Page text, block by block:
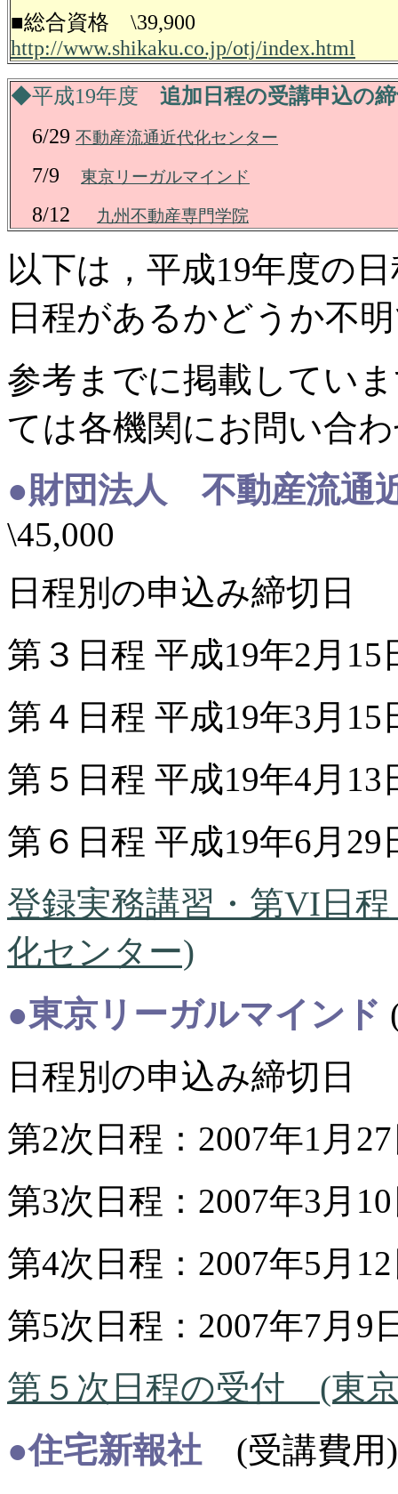
■総合資格 \39,900
http://www.shikaku.co.jp/otj/index.html
◆平成19年度 追加日程の受講申込の
6/29 不動産流通近代化センター
7/9 東京リーガルマインド
8/12 九州不動産専門学院
以下は，平成19年度の
日程があるかどうか不
参考までに掲載してい
ては各機関にお問い合
●財団法人 不動産流通
\45,000
日程別の申込み締切日
第３日程 平成19年2月15
第４日程 平成19年3月15
第５日程 平成19年4月13
第６日程 平成19年6月29
登録実務講習・第VI日
化センター)
●東京リーガルマインド
日程別の申込み締切日
第2次日程：2007年1月
第3次日程：2007年3月
第4次日程：2007年5月
第5次日程：2007年7月
第５次日程の受付 (東
●住宅新報社 (受講費用)